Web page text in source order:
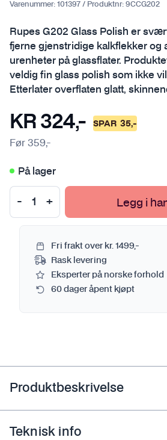
Varenummer: 101397 / Produktnr: 9CCG202
Rupes G202 Glass Polish er
fjerne gjenstridige kalkflekker og
urenheter på glassflater.
veldig fin glass polish som ikke
Etterlater overflaten glatt,
KR 324,- SPAR 35,-
Før359,-
På lager
Legg i
Fri frakt over kr. 1499,-
Rask levering
Eksperter på norske forhold
60 dager åpent kjøpt
Produktbeskrivelse
Teknisk info